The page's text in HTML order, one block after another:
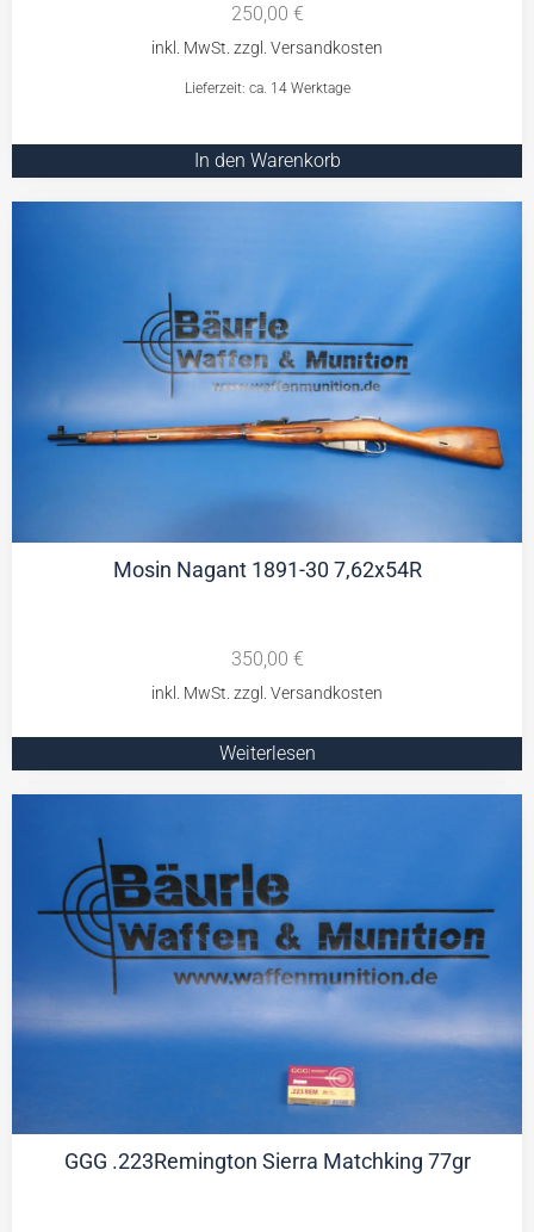
250,00 €
Lieferzeit: ca. 14 Werktage
In den Warenkorb
Mosin Nagant 1891-30 7,62x54R
350,00 €
Weiterlesen
GGG .223Remington Sierra Matchking 77gr